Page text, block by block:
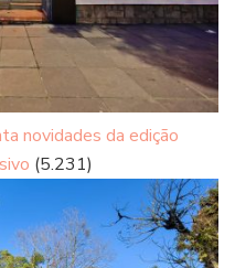
novidades da edição
(5.231)